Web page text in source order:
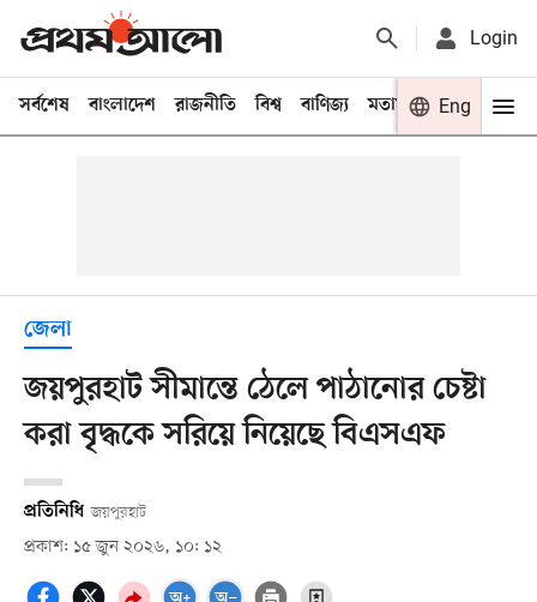
Login
সর্বশেষ বাংলাদেশ রাজনীতি বিশ্ব বাণিজ্য মতামত খেলা
Eng
জেলা
জয়পুরহাট সীমান্তে ঠেলে পাঠানোর চেষ্টা
করা বৃদ্ধকে সরিয়ে নিয়েছে বিএসএফ
প্রতিনিধি জয়পুরহাট
প্রকাশ: ১৫ জুন ২০২৬, ১০: ১২